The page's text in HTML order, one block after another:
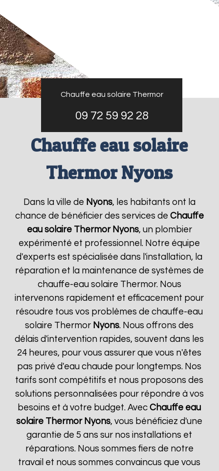
Chauffe eau solaire Thermor
09 72 59 92 28
Chauffe eau solaire
Thermor Nyons
Dans la ville de Nyons, les habitants ont la
chance de bénéficier des services de Chauffe
eau solaire Thermor Nyons, un plombier
expérimenté et professionnel. Notre équipe
d'experts est spécialisée dans l'installation, la
réparation et la maintenance de systèmes de
chauffe-eau solaire Thermor. Nous
intervenons rapidement et efficacement pour
résoudre tous vos problèmes de chauffe-eau
solaire Thermor Nyons. Nous offrons des
délais d'intervention rapides, souvent dans les
24 heures, pour vous assurer que vous n'êtes
pas privé d'eau chaude pour longtemps. Nos
tarifs sont compétitifs et nous proposons des
solutions personnalisées pour répondre à vos
besoins et à votre budget. AvecChauffe eau
solaire Thermor Nyons, vous bénéficiez d'une
garantie de 5 ans sur nos installations et
réparations. Nous sommes fiers de notre
travail et nous sommes convaincus que vous